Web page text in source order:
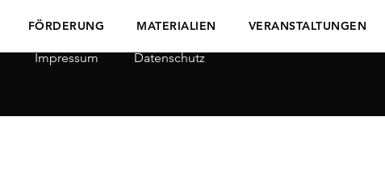
FÖRDERUNG MATERIALIEN VERANSTALTUNGEN
Impressum Datenschutz